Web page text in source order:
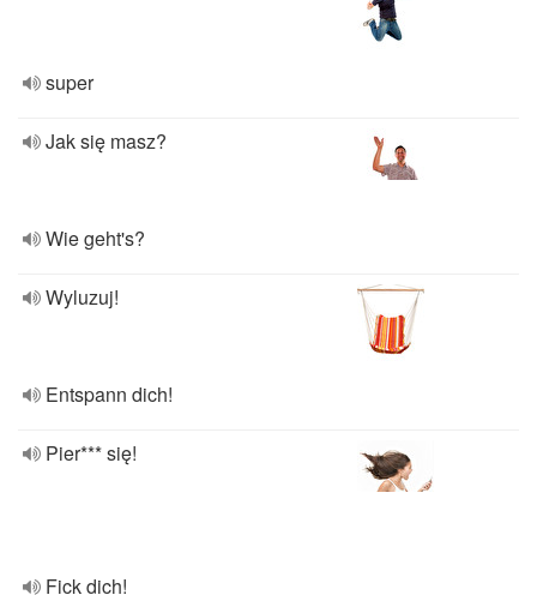
super
Jak się masz?
Wie geht's?
Wyluzuj!
Entspann dich!
Pier*** się!
Fick dich!